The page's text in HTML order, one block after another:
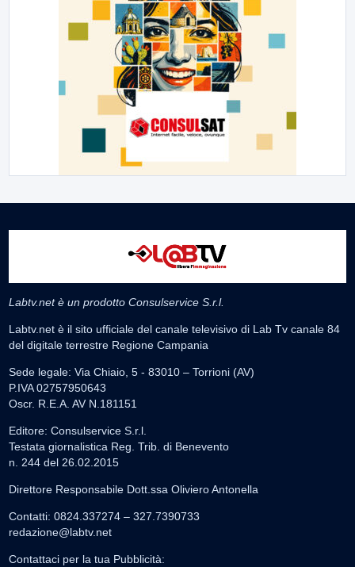
Labtv.net è un prodotto Consulservice S.r.l.
Labtv.net è il sito ufficiale del canale televisivo di Lab Tv canale 84
del digitale terrestre Regione Campania
Sede legale: Via Chiaio, 5 - 83010 – Torrioni (AV)
P.IVA 02757950643
Oscr. R.E.A. AV N.181151
Editore: Consulservice S.r.l.
Testata giornalistica Reg. Trib. di Benevento
n. 244 del 26.02.2015
Direttore Responsabile Dott.ssa Oliviero Antonella
Contatti: 0824.337274 – 327.7390733
redazione@labtv.net
Contattaci per la tua Pubblicità: